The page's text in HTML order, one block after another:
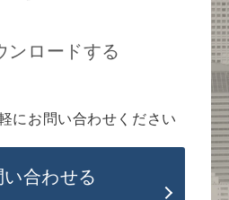
ンロードする
にお問い合わせください
い合わせる